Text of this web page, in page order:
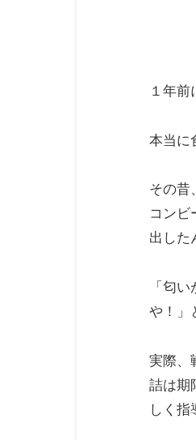
１年
本当に
その昔
コンビ
出した
「匂
や！」
実際、
詰は期
しく指